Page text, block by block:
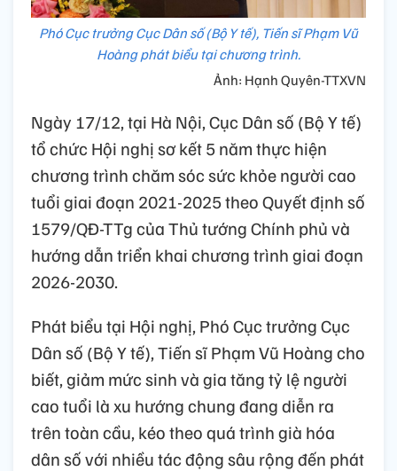
Phó Cục trưởng Cục Dân số (Bộ Y tế), Tiến sĩ Phạm Vũ
Hoàng phát biểu tại chương trình.
Ảnh: Hạnh Quyên-TTXVN
Ngày 17/12, tại Hà Nội, Cục Dân số (Bộ Y tế)
tổ chức Hội nghị sơ kết 5 năm thực hiện
chương trình chăm sóc sức khỏe người cao
tuổi giai đoạn 2021-2025 theo Quyết định số
1579/QĐ-TTg của Thủ tướng Chính phủ và
hướng dẫn triển khai chương trình giai đoạn
2026-2030.
Phát biểu tại Hội nghị, Phó Cục trưởng Cục
Dân số (Bộ Y tế), Tiến sĩ Phạm Vũ Hoàng cho
biết, giảm mức sinh và gia tăng tỷ lệ người
cao tuổi là xu hướng chung đang diễn ra
trên toàn cầu, kéo theo quá trình già hóa
dân số với nhiều tác động sâu rộng đến phát